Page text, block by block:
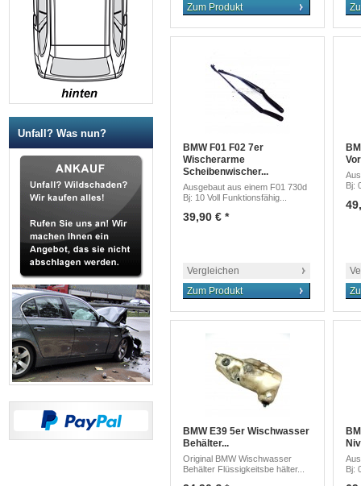
Unfall? Was nun?
Zum Produkt
BMW F01 F02 7er
Wischerarme
Scheibenwischer...
Ausgebaut aus einem F01 730d
Bj: 10 Voll Funktionsfähig...
39,90 € *
Vergleichen
Zum Produkt
Bj:
BMW E39 5er Wischwasser
Behälter...
Original BMW Wischwasser
Behälter Flüssigkeitsbe hälter...
Bj: